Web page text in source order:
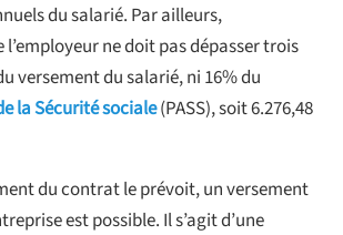
du salarié. Par ailleurs,
l’employeur ne doit pas dépasser trois
versement du salarié, ni 16% du
la Sécurité sociale(PASS), soit 6.276,48
du contrat le prévoit, un versement
est possible. Il s’agit d’une